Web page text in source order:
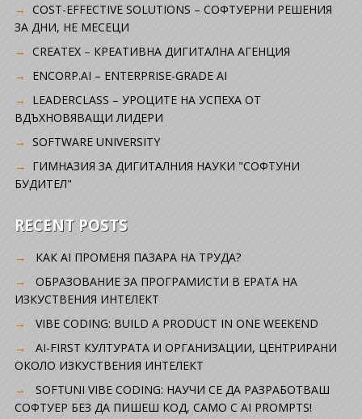
COST-EFFECTIVE SOLUTIONS – СОФТУЕРНИ РЕШЕНИЯ
ЗА ДНИ, НЕ МЕСЕЦИ
CREATEX – КРЕАТИВНА ДИГИТАЛНА АГЕНЦИЯ
ENCORP.AI – ENTERPRISE-GRADE AI
LEADERCLASS – УРОЦИТЕ НА УСПЕХА ОТ
ВДЪХНОВЯВАЩИ ЛИДЕРИ
SOFTWARE UNIVERSITY
ГИМНАЗИЯ ЗА ДИГИТАЛНИЯ НАУКИ "СОФТУНИ
БУДИТЕЛ"
RECENT POSTS
КАК AI ПРОМЕНЯ ПАЗАРА НА ТРУДА?
ОБРАЗОВАНИЕ ЗА ПРОГРАМИСТИ В ЕРАТА НА
ИЗКУСТВЕНИЯ ИНТЕЛЕКТ
VIBE CODING: BUILD A PRODUCT IN ONE WEEKEND
AI-FIRST КУЛТУРАТА И ОРГАНИЗАЦИИ, ЦЕНТРИРАНИ
ОКОЛО ИЗКУСТВЕНИЯ ИНТЕЛЕКТ
SOFTUNI VIBE CODING: НАУЧИ СЕ ДА РАЗРАБОТВАШ
СОФТУЕР БЕЗ ДА ПИШЕШ КОД, САМО С AI PROMPTS!